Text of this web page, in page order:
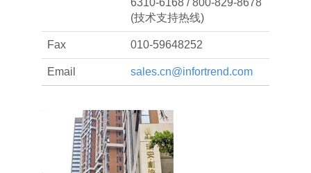
6310-6168 / 800-829-8678
(技术支持热线)
Fax 010-59648252
Email sales.cn@infortrend.com